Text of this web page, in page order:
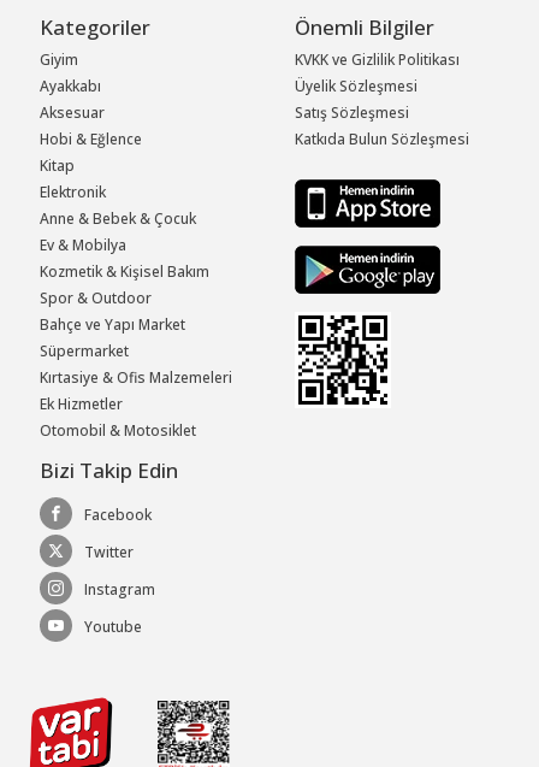
Kategoriler
Giyim
Ayakkabı
Aksesuar
Hobi & Eğlence
Kitap
Elektronik
Anne & Bebek & Çocuk
Ev & Mobilya
Kozmetik & Kişisel Bakım
Spor & Outdoor
Bahçe ve Yapı Market
Süpermarket
Kırtasiye & Ofis Malzemeleri
Ek Hizmetler
Otomobil & Motosiklet
Önemli Bilgiler
KVKK ve Gizlilik Politikası
Üyelik Sözleşmesi
Satış Sözleşmesi
Katkıda Bulun Sözleşmesi
Bizi Takip Edin
Facebook
Twitter
Instagram
Youtube